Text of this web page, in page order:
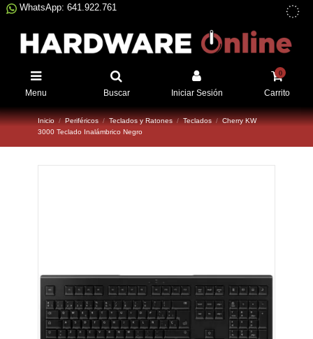
WhatsApp: 641.922.761
Menu Buscar Iniciar Sesión
0
Carrito
Inicio Periféricos Teclados y Ratones Teclados
Cherry KW
3000 Teclado Inalámbrico Negro